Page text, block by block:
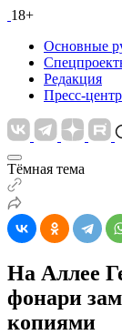
18+
Основные
Редакция
Пресс-центр
Тёмная тема
На Аллее
фонари
копиями